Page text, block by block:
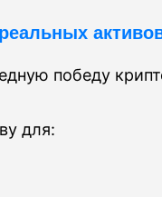
победу
для: